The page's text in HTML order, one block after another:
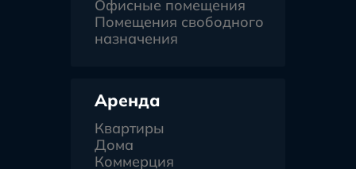
Офисные помещения
Помещения свободного
назначения
Аренда
Квартиры
Дома
Коммерция